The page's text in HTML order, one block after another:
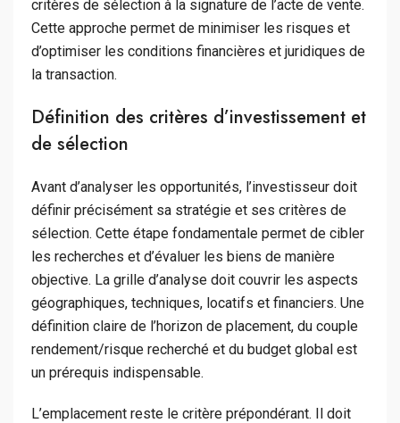
critères de sélection à la signature de l’acte de vente.
Cette approche permet de minimiser les risques et
d’optimiser les conditions financières et juridiques de
la transaction.
Définition des critères d’investissement et
de sélection
Avant d’analyser les opportunités, l’investisseur doit
définir précisément sa stratégie et ses critères de
sélection. Cette étape fondamentale permet de cibler
les recherches et d’évaluer les biens de manière
objective. La grille d’analyse doit couvrir les aspects
géographiques, techniques, locatifs et financiers. Une
définition claire de l’horizon de placement, du couple
rendement/risque recherché et du budget global est
un prérequis indispensable.
L’emplacement reste le critère prépondérant. Il doit